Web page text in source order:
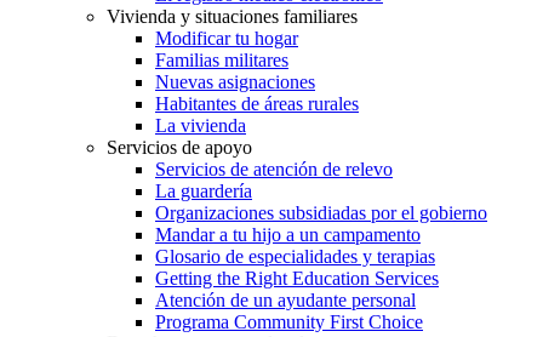
Vivienda y situaciones familiares
Modificar tu hogar
Familias militares
Nuevas asignaciones
Habitantes de áreas rurales
La vivienda
Servicios de apoyo
Servicios de atención de relevo
La guardería
Organizaciones subsidiadas por el gobierno
Mandar a tu hijo a un campamento
Glosario de especialidades y terapias
Getting the Right Education Services
Atención de un ayudante personal
Programa Community First Choice